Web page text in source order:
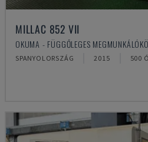
MILLAC 852 VII
OKUMA - FÜGGŐLEGES
SPANYOLORSZÁG 2015 500